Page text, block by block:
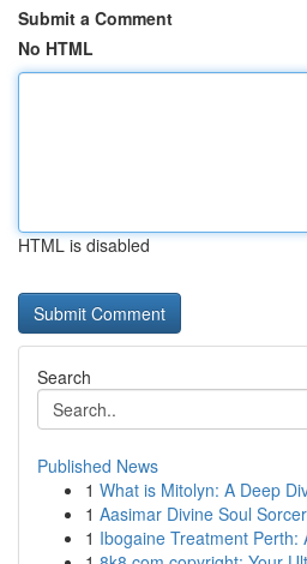
Submit a Comment
No HTML
HTML is disabled
Search
Published News
1 What is Mitolyn: A Deep
1 Aasimar Divine Soul
1 Ibogaine Treatment